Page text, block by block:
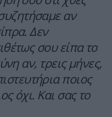
αν
Δεν
σου είπα το
αν, τρεις μήνες,
ποιος
όχι. Και σας το